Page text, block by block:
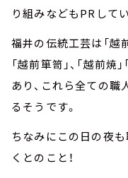
り組みなどもPRして
福井の伝統工芸は「越前
「越前箪笥」、「越前焼
あり、これら全ての職
るそうです。
ちなみにこの日の夜
くとのこと！